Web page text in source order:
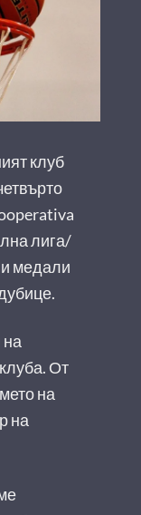
клуб
лига/
медали
на
От
на
на